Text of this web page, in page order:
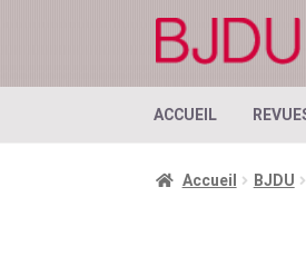
Aller
à
la
navigation
Aller
au
contenu
ACCUEIL
Accueil BJDU